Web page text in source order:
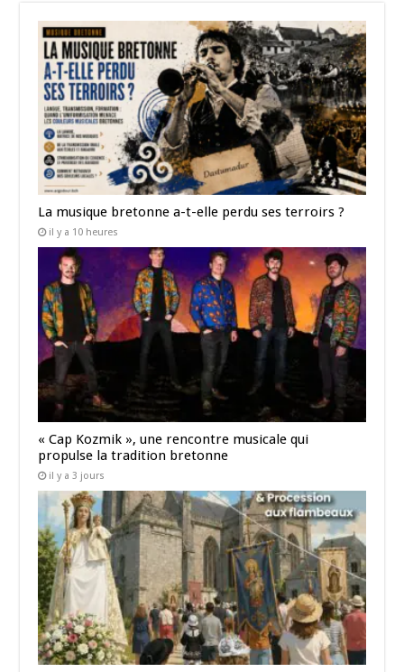
La musique bretonne a-t-elle perdu ses terroirs ?
il y a 10 heures
« Cap Kozmik », une rencontre musicale qui
propulse la tradition bretonne
il y a 3 jours